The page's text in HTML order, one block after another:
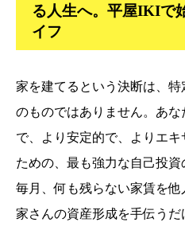
る人生へ。平屋IKIで
イフ
家を建てるという決断は、
のものではありません。あ
で、より安定的で、よりエ
ための、最も強力な自己投資
毎月、何も残らない家賃を
家さんの資産形成を手伝う